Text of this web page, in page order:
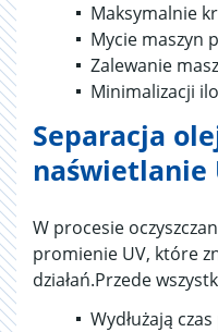
Maksymalnie
Mycie maszyn
Zalewanie
Minimalizacji
Separacja
naświetlanie
W procesie
promienie UV, które
działań.Przede
Wydłużają